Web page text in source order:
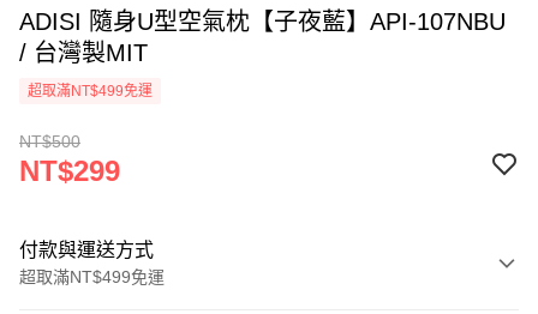
ADISI 隨身U型空氣枕【子夜藍】API-107NBU
/ 台灣製MIT
超取滿NT$499免運
NT$500
NT$299
付款與運送方式
超取滿NT$499免運